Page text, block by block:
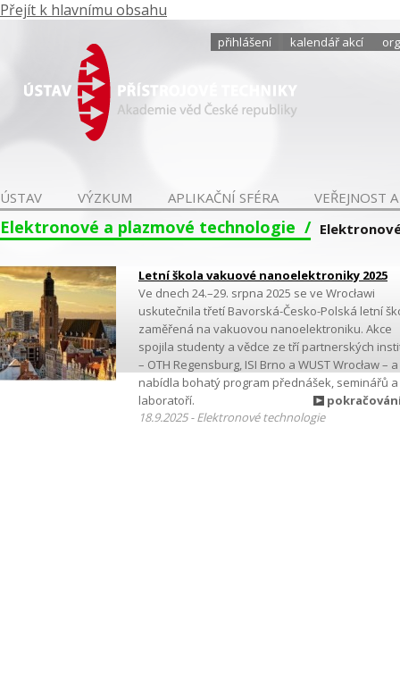
Přejít k hlavnímu obsahu
přihlášení kalendář akcí
ÚSTAV VÝZKUM APLIKAČNÍ SFÉRA VEŘEJNOST
Elektronové a plazmové technologie
Letní škola vakuové nanoelektroniky 2025
Ve dnech 24.–29. srpna 2025 se ve Wrocławi
uskutečnila třetí Bavorská-Česko-Polská letní
zaměřená na vakuovou nanoelektroniku. Akce
spojila studenty a vědce ze tří partnerských
– OTH Regensburg, ISI Brno a WUST Wrocław – a
nabídla bohatý program přednášek, seminářů a
laboratoří.
18.9.2025 - Elektronové technologie